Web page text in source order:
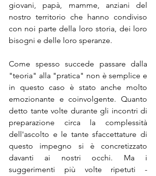
giovani, papà, mamme, anziani del
nostro territorio che hanno condiviso
con noi parte della loro storia, dei loro
bisogni e delle loro speranze.
Come spesso succede passare dalla
"teoria" alla "pratica" non è semplice e
in questo caso è stato anche molto
emozionante e coinvolgente. Quanto
detto tante volte durante gli incontri di
preparazione circa la complessità
dell'ascolto e le tante sfaccettature di
questo impegno si è concretizzato
davanti ai nostri occhi. Ma i